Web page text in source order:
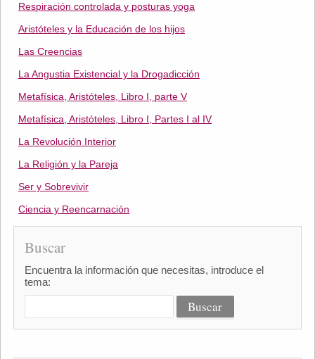
Respiración controlada y posturas yoga
Aristóteles y la Educación de los hijos
Las Creencias
La Angustia Existencial y la Drogadicción
Metafísica, Aristóteles, Libro I, parte V
Metafísica, Aristóteles, Libro I, Partes I al IV
La Revolución Interior
La Religión y la Pareja
Ser y Sobrevivir
Ciencia y Reencarnación
Buscar
Encuentra la información que necesitas, introduce el
tema: